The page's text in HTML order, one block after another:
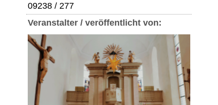
09238 / 277
Veranstalter / veröffentlicht von: